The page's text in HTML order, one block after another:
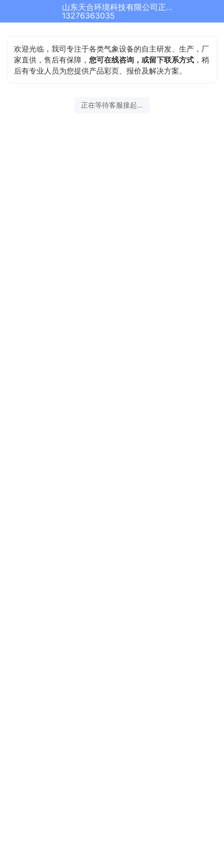
山东天合环境科技有限公司正在为您服务
13276363035
欢迎光临，我司专注于各类气象设备的自主研发、生产，厂
家直供，售后有保障，您可在线咨询，或留下联系方式 ，稍
后有专业人员为您提供产品彩页、报价及解决方案。
正在等待客服接起...